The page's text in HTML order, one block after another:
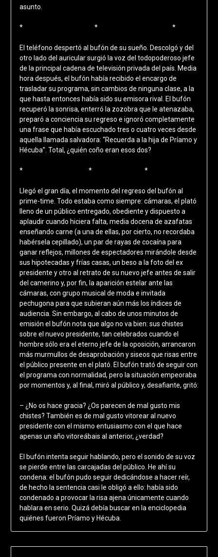
asunto.
* * *
El teléfono despertó al bufón de su sueño. Descolgó y del
otro lado del auricular surgió la voz del todopoderoso jefe
de la principal cadena de televisión privada del país. Media
hora después, el bufón había recibido el encargo de
trasladar su programa, sin cambios de ninguna clase, a la
que hasta entonces había sido su emisora rival. El bufón
recuperó la sonrisa, enterró la zozobra que le atenazaba,
preparó a conciencia su regreso e ignoró completamente
una frase que había escuchado tres o cuatro veces desde
aquella llamada salvadora: “Recuerda a la hija de Príamo y
Hécuba”. Total, ¿quién coño eran esos dos?
* * *
Llegó el gran día, el momento del regreso del bufón al
prime-time. Todo estaba como siempre: cámaras, el plató
lleno de un público entregado, obediente y dispuesto a
aplaudir cuando hiciera falta, media docena de azafatas
enseñando carne (a una de ellas, por cierto, no recordaba
habérsela cepillado), un par de rayas de cocaína para
ganar reflejos, millones de espectadores mirándole desde
sus hipotecadas y frías casas, un beso a la foto del ex
presidente y otro al retrato de su nuevo jefe antes de salir
del camerino y, por fin, la aparición estelar ante las
cámaras, con grupo musical de moda e invitada
pechugona para que subieran aún más los índices de
audiencia. Sin embargo, al cabo de unos minutos de
emisión el bufón nota que algo no va bien: sus chistes
sobre el nuevo presidente, tan celebrados cuando el
hombre sólo era el eterno jefe de la oposición, arrancaron
más murmullos de desaprobación y siseos que risas entre
el público presente en el plató. El bufón trató de seguir con
el programa con normalidad, pero la situación empeoraba
por momentos y, al final, miró al público y, desafiante, gritó:
– ¿No os hace gracia? ¿Os parecen de mal gusto mis
chistes? También es de mal gusto vitorear al nuevo
presidente con el mismo entusiasmo con el que hace
apenas un año vitoreábais al anterior, ¿verdad?
El bufón intenta seguir hablando, pero el sonido de su voz
se pierde entre las carcajadas del público. He ahí su
condena: el bufón pudo seguir dedicándose a hacer reír,
de hecho la sentencia casi le obligó a ello: había sido
condenado a provocar la risa ajena únicamente cuando
hablara en serio. Quizá debía buscar en la enciclopedia
quiénes fueron Príamo y Hécuba.